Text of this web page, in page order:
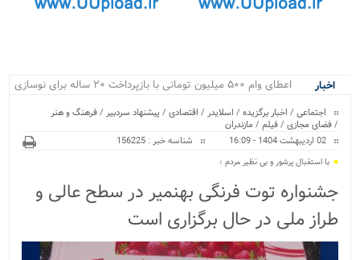
اخبار
مس.
اجتماعی / اخبار برگزیده / اسلایدر / اقتصادی / پیشنهاد سردبیر /فرهنگ و هنر
/فضای مجازی /فیلم / مازندران
02 اردیبهشت 1404 - 16:09
شناسه خبر : 156225
با استقبال پرشور و بی نظیر مردم ؛
جشنواره توت فرنگی بهنمیر در سطح عالی و
طراز ملی در حال برگزاری است